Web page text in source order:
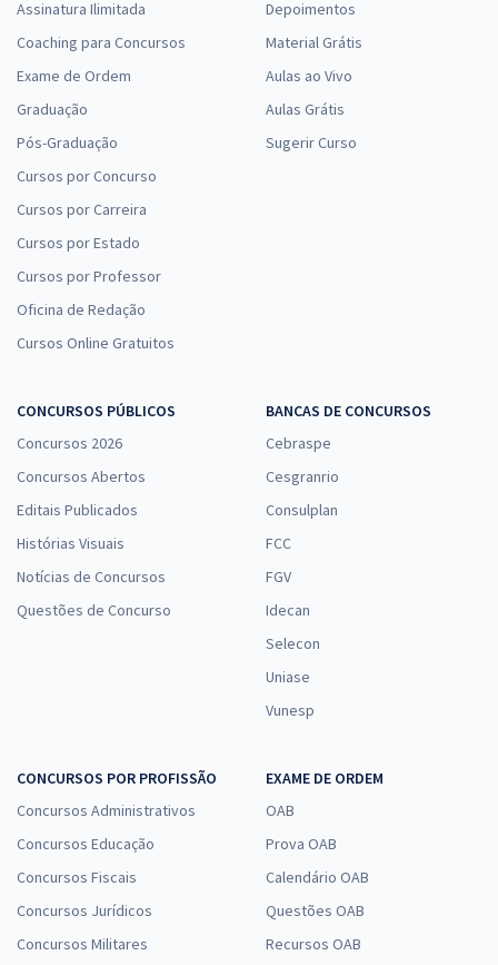
Assinatura Ilimitada
Coaching para Concursos
Exame de Ordem
Graduação
Pós-Graduação
Cursos por Concurso
Cursos por Carreira
Cursos por Estado
Cursos por Professor
Oficina de Redação
Cursos Online Gratuitos
Depoimentos
Material Grátis
Aulas ao Vivo
Aulas Grátis
Sugerir Curso
CONCURSOS PÚBLICOS
Concursos 2026
Concursos Abertos
Editais Publicados
Histórias Visuais
Notícias de Concursos
Questões de Concurso
BANCAS DE CONCURSOS
Cebraspe
Cesgranrio
Consulplan
FCC
FGV
Idecan
Selecon
Uniase
Vunesp
CONCURSOS POR PROFISSÃO
Concursos Administrativos
Concursos Educação
Concursos Fiscais
Concursos Jurídicos
Concursos Militares
EXAME DE ORDEM
OAB
Prova OAB
Calendário OAB
Questões OAB
Recursos OAB